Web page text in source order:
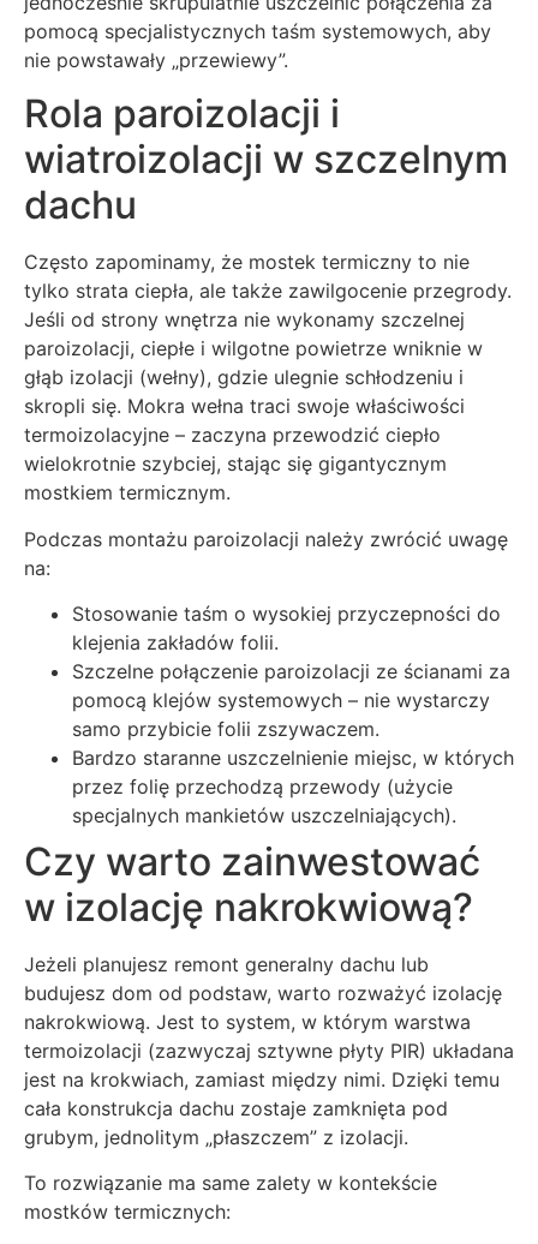
pomocą specjalistycznych taśm systemowych, aby
nie powstawały „przewiewy”.
Rola paroizolacji i
wiatroizolacji w szczelnym
dachu
Często zapominamy, że mostek termiczny to nie
tylko strata ciepła, ale także zawilgocenie przegrody.
Jeśli od strony wnętrza nie wykonamy szczelnej
paroizolacji, ciepłe i wilgotne powietrze wniknie w
głąb izolacji (wełny), gdzie ulegnie schłodzeniu i
skropli się. Mokra wełna traci swoje właściwości
termoizolacyjne – zaczyna przewodzić ciepło
wielokrotnie szybciej, stając się gigantycznym
mostkiem termicznym.
Podczas montażu paroizolacji należy zwrócić uwagę
na:
Stosowanie taśm o wysokiej przyczepności do
klejenia zakładów folii.
Szczelne połączenie paroizolacji ze ścianami za
pomocą klejów systemowych – nie wystarczy
samo przybicie folii zszywaczem.
Bardzo staranne uszczelnienie miejsc, w których
przez folię przechodzą przewody (użycie
specjalnych mankietów uszczelniających).
Czy warto zainwestować
w izolację nakrokwiową?
Jeżeli planujesz remont generalny dachu lub
budujesz dom od podstaw, warto rozważyć izolację
nakrokwiową. Jest to system, w którym warstwa
termoizolacji (zazwyczaj sztywne płyty PIR) układana
jest na krokwiach, zamiast między nimi. Dzięki temu
cała konstrukcja dachu zostaje zamknięta pod
grubym, jednolitym „płaszczem” z izolacji.
To rozwiązanie ma same zalety w kontekście
mostków termicznych: